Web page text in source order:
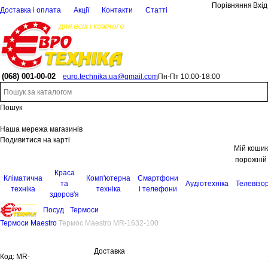
Доставка і оплата Акції Контакти Статті
Порівняння Вхід
(068) 001-00-02 euro.technika.ua@gmail.comПн-Пт 10:00-18:00
Пошук
Наша мережа магазинів
Подивитися на карті
Мій кошик
порожній
Кліматична
техніка
Краса
та
здоров'я
Комп'ютерна
техніка
Смартфони
і телефони
Аудіотехніка
Посуд
Термоси
Термоси Maestro Термос Maestro MR-1632-100
Доставка
Код: MR-